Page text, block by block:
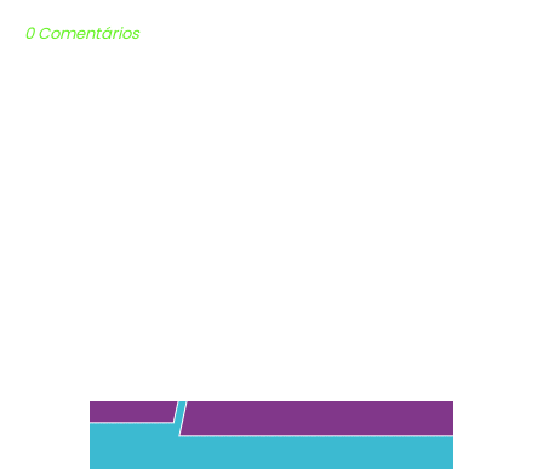
0 Comentários